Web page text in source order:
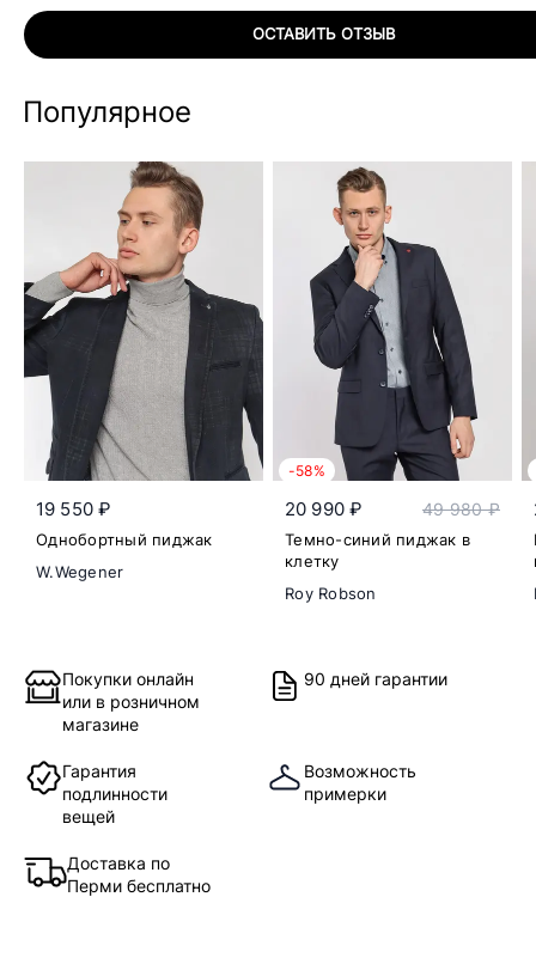
ОСТАВИТЬ ОТЗЫВ
Популярное
19 550 ₽
Однобортный пиджак
W.Wegener
-58%
20 990 ₽ 49 980 ₽
Темно-синий пиджак в
клетку
Roy Robson
Покупки онлайн
или в розничном
магазине
90 дней гарантии
Гарантия
подлинности
вещей
Возможность
примерки
Доставка по
Перми бесплатно